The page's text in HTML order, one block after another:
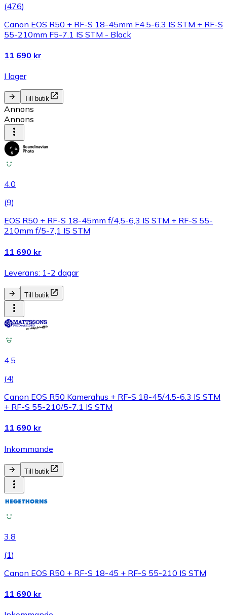
(476)
Canon EOS R50 + RF-S 18-45mm F4.5-6.3 IS STM + RF-S
55-210mm F5-7.1 IS STM - Black
11 690 kr
I lager
Till butik
Annons
Annons
4.0
(9)
EOS R50 + RF-S 18-45mm f/4,5-6,3 IS STM + RF-S 55-
210mm f/5-7,1 IS STM
11 690 kr
Leverans: 1-2 dagar
Till butik
4.5
(4)
Canon EOS R50 Kamerahus + RF-S 18-45/4.5-6.3 IS STM
+ RF-S 55-210/5-7.1 IS STM
11 690 kr
Inkommande
Till butik
3.8
(1)
Canon EOS R50 + RF-S 18-45 + RF-S 55-210 IS STM
11 690 kr